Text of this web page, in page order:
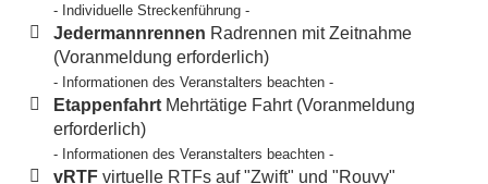
- Individuelle Streckenführung -
Jedermannrennen Radrennen mit Zeitnahme
(Voranmeldung erforderlich)
- Informationen des Veranstalters beachten -
Etappenfahrt Mehrtätige Fahrt (Voranmeldung
erforderlich)
- Informationen des Veranstalters beachten -
vRTF virtuelle RTFs auf "Zwift" und "Rouvy"